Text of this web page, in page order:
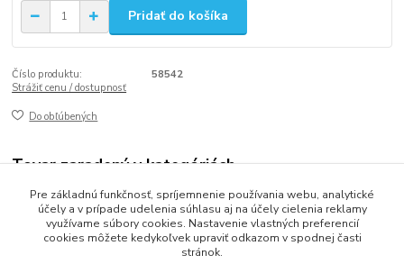
Pridať do košíka
Číslo produktu:
58542
Strážiť cenu / dostupnosť
Do obľúbených
Tovar zaradený v kategóriách
Párty dekorácie
Pre základnú funkčnosť, spríjemnenie používania webu, analytické
účely a v prípade udelenia súhlasu aj na účely cielenia reklamy
využívame súbory cookies. Nastavenie vlastných preferencií
cookies môžete kedykoľvek upraviť odkazom v spodnej časti
stránok.